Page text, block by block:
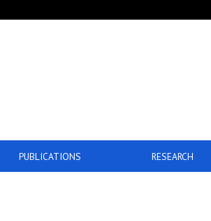
PUBLICATIONS RESEARCH